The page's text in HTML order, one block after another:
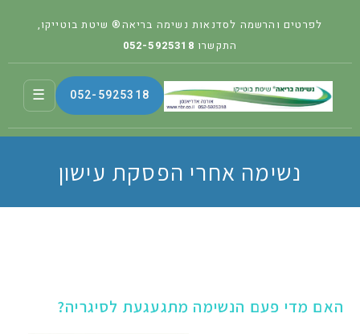
לפרטים והרשמה לסדנאות נשימה בריאה® שיטת בוטייקו,
התקשרו 052-5925318
052-5925318
☰
נשימה אחרי הפסקת עישון
האם מדי פעם הנשימה מתגעגעת לסיגריה?